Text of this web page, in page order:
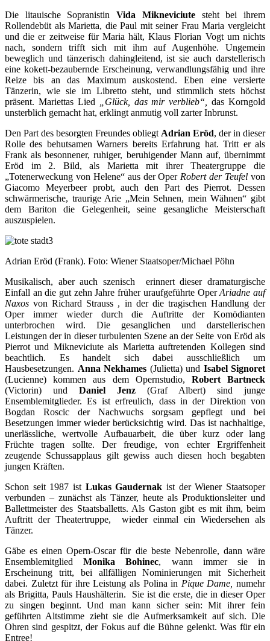
Die litauische SopranistinVida Mikneviciute steht bei ihrem
Rollendebüt als Marietta, die Paul mit seiner Frau Maria vergleicht
und die er zeitweise für Maria hält, Klaus Florian Vogt um nichts
nach, sondern trifft sich mit ihm auf Augenhöhe. Ungemein
beweglich und tänzerisch dahingleitend, ist sie auch darstellerisch
eine kokett-bezaubernde Erscheinung, verwandlungsfähig und ihre
Reize bis an das Maximum auskostend. Eben eine versierte
Tänzerin, wie sie im Libretto steht, und stimmlich stets höchst
präsent. Mariettas Lied
„Glück, das mir verblieb“,
das Korngold
unsterblich gemacht hat, erklingt anmutig voll zarter Inbrunst.
Den Part des besorgten Freundes obliegt Adrian Eröd, der in dieser
Rolle des behutsamen Warners bereits Erfahrung hat. Tritt er als
Frank als besonnener, ruhiger, beruhigender Mann auf, übernimmt
Eröd im 2. Bild, als Marietta mit ihrer Theatergruppe die
„Totenerweckung von Helene“ aus der Oper Robert der Teufel von
Giacomo Meyerbeer probt, auch den Part des Pierrot. Dessen
schwärmerische, traurige Arie „Mein Sehnen, mein Wähnen“ gibt
dem Bariton die Gelegenheit, seine gesangliche Meisterschaft
auszuspielen.
Adrian Eröd (Frank). Foto: Wiener Staatsoper/Michael Pöhn
Musikalisch, aber auch szenisch erinnert dieser dramaturgische
Einfall an die gut zehn Jahre früher uraufgeführte OperAriadne auf
Naxosvon Richard Strauss , in der die tragischen Handlung der
Oper immer wieder durch die Auftritte der Komödianten
unterbrochen wird. Die gesanglichen und darstellerischen
Leistungen der in dieser turbulenten Szene an der Seite von Eröd als
Pierrot und Mikneviciute als Marietta auftretenden Kollegen sind
beachtlich. Es handelt sich dabei ausschließlich um
Hausbesetzungen. Anna Nekhames (Julietta) und Isabel Signoret
(Lucienne) kommen aus dem Opernstudio, Robert Bartneck
(Victorin) und Daniel Jenz (Graf Albert) sind junge
Ensemblemitglieder. Es ist erfreulich, dass in der Direktion von
Bogdan Roscic der Nachwuchs sorgsam gepflegt und bei
Besetzungen immer wieder berücksichtig wird. Das ist nachhaltige,
unerlässliche, wertvolle Aufbauarbeit, die über kurz oder lang
Früchte tragen sollte. Der freudige, von echter Ergriffenheit
zeugende Schussapplaus gilt gewiss auch diesen hoch begabten
jungen Kräften.
Schon seit 1987 ist Lukas Gaudernak ist der Wiener Staatsoper
verbunden – zunächst als Tänzer, heute als Produktionsleiter und
Ballettmeister des Staatsballetts. Als Gaston gibt es mit ihm, beim
Auftritt der Theatertruppe, wieder einmal ein Wiedersehen als
Tänzer.
Gäbe es einen Opern-Oscar für die beste Nebenrolle, dann wäre
EnsemblemitgliedMonika Bohinec, wann immer sie in
Erscheinung tritt, bei allfälligen Nominierungen mit Sicherheit
dabei. Zuletzt für ihre Leistung als Polina in Pique Dame,numehr
als Brigitta, Pauls Haushälterin. Sie ist die erste, die in dieser Oper
zu singen beginnt. Und man kann sicher sein: Mit ihrer fein
geführten Altstimme zieht sie die Aufmerksamkeit auf sich. Die
Ohren sind gespitzt, der Fokus auf die Bühne gelenkt. Was für ein
Entree!